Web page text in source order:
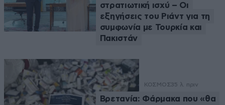
στρατιωτική ισχύ – Οι
εξηγήσεις του Ριάντ για τη
συμφωνία με Τουρκία και
Πακιστάν
ΚΟΣΜΟΣ35 λ. πριν
Βρετανία: Φάρμακα που «θα